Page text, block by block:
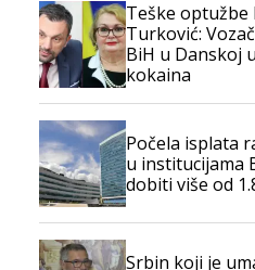
Teške optužbe
Turković:
BiH u Danskoj
kokaina
Počela isplata
u institucijama
dobiti više od
Srbin koji je